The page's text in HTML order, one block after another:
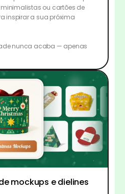
ou cartões de
inspirar a sua próxima
nunca acaba — apenas
mockups e dielines